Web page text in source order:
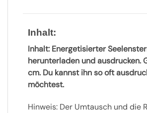
Inhalt:
Inhalt: Energetisierter
herunterladen und ausdrucken.
cm. Du kannst ihn so oft
möchtest.
Hinweis: Der Umtausch und die